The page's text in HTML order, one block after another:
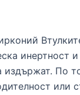
По
или